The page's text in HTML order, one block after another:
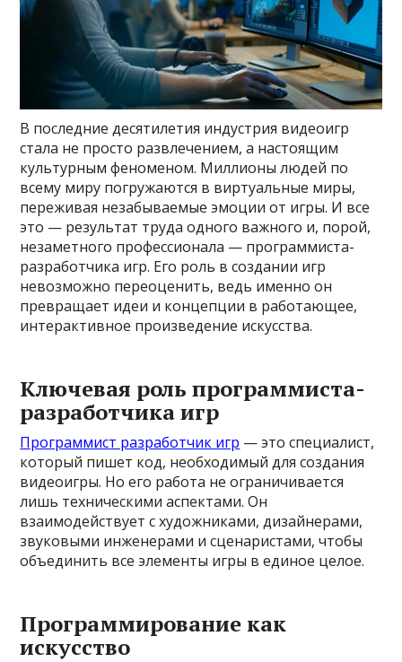
В последние десятилетия индустрия видеоигр
стала не просто развлечением, а настоящим
культурным феноменом. Миллионы людей по
всему миру погружаются в виртуальные миры,
переживая незабываемые эмоции от игры. И все
это — результат труда одного важного и, порой,
незаметного профессионала — программиста-
разработчика игр. Его роль в создании игр
невозможно переоценить, ведь именно он
превращает идеи и концепции в работающее,
интерактивное произведение искусства.
Ключевая роль программиста-
разработчика игр
Программист разработчик игр — это специалист,
который пишет код, необходимый для создания
видеоигры. Но его работа не ограничивается
лишь техническими аспектами. Он
взаимодействует с художниками, дизайнерами,
звуковыми инженерами и сценаристами, чтобы
объединить все элементы игры в единое целое.
Программирование как
искусство